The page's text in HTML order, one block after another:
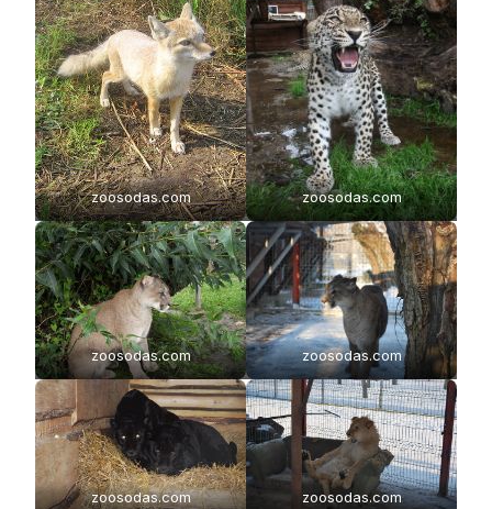
zoosodas.com zoosodas.com
zoosodas.com zoosodas.com
zoosodas.com zoosodas.com